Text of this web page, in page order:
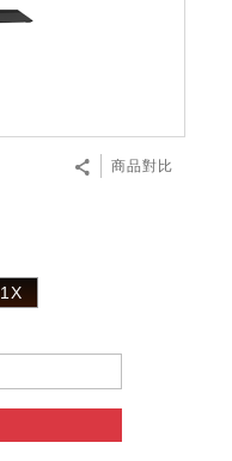
商品對比